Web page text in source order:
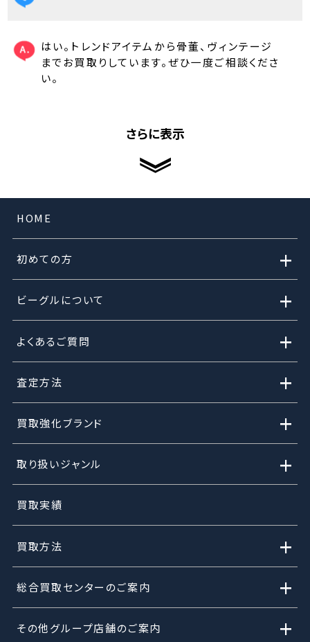
はい。トレンドアイテムから骨董、ヴィンテージ
までお買取りしています。ぜひ一度ご相談くださ
い。
さらに表示
HOME
初めての方 +
ビーグルについて +
よくあるご質問 +
査定方法 +
買取強化ブランド +
取り扱いジャンル +
買取実績
買取方法 +
総合買取センターのご案内 +
その他グループ店舗のご案内 +